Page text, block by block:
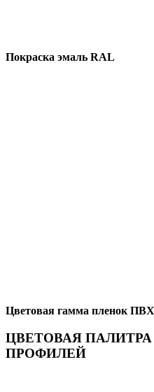
Покраска эмаль RAL
Цветовая гамма пленок ПВХ
ЦВЕТОВАЯ
ПРОФИЛЕЙ